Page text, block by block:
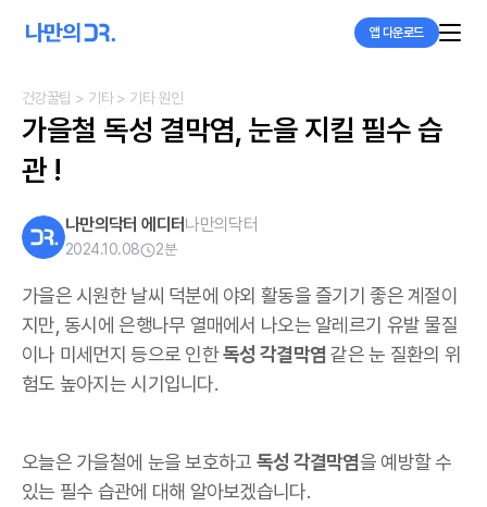
앱 다운로드
건강꿀팁 > 기타> 기타 원인
가을철 독성 결막염, 눈을 지킬 필수 습
관 !
나만의닥터 에디터나만의닥터
2024.10.08 2분
가을은 시원한 날씨 덕분에 야외 활동을 즐기기 좋은 계절이
지만, 동시에 은행나무 열매에서 나오는 알레르기 유발 물질
이나 미세먼지 등으로 인한독성 각결막염 같은 눈 질환의 위
험도 높아지는 시기입니다.
오늘은 가을철에 눈을 보호하고 독성 각결막염을 예방할 수
있는 필수 습관에 대해 알아보겠습니다.